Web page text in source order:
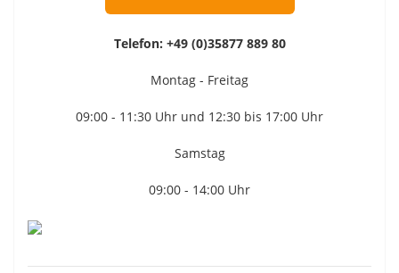
Telefon: +49 (0)35877 889 80
Montag - Freitag
09:00 - 11:30 Uhr und 12:30 bis 17:00 Uhr
Samstag
09:00 - 14:00 Uhr